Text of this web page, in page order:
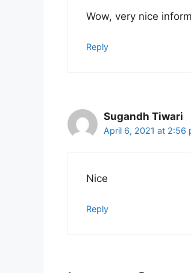
Wow, very nice
Reply
Sugandh Tiwari
April 6, 2021 at 2:56
Nice
Reply